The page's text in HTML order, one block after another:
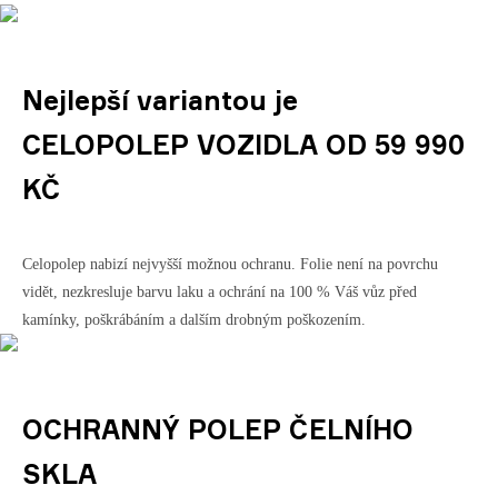
Nejlepší variantou je
CELOPOLEP VOZIDLA OD 59 990
KČ
Celopolep nabizí nejvyšší možnou ochranu. Folie není na povrchu
vidět, nezkresluje barvu laku a ochrání na 100 % Váš vůz před
kamínky, poškrábáním a dalším drobným poškozením.
OCHRANNÝ POLEP ČELNÍHO
SKLA